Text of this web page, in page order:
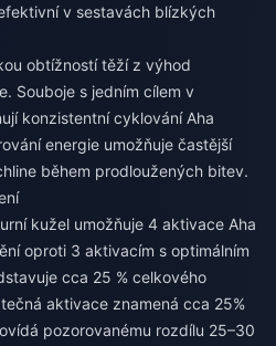
v sestavách blízkých
obtížností těží z výhod
Souboje s jedním cílem v
konzistentní cyklování Aha
energie umožňuje častější
během prodloužených bitev.
kužel umožňuje 4 aktivace Aha
oproti 3 aktivacím s optimálním
cca 25 % celkového
aktivace znamená cca 25%
pozorovanému rozdílu 25–30